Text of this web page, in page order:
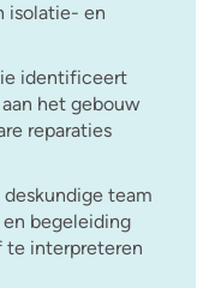
isolatie- en
identificeert
het gebouw
reparaties
deskundige team
begeleiding
interpreteren